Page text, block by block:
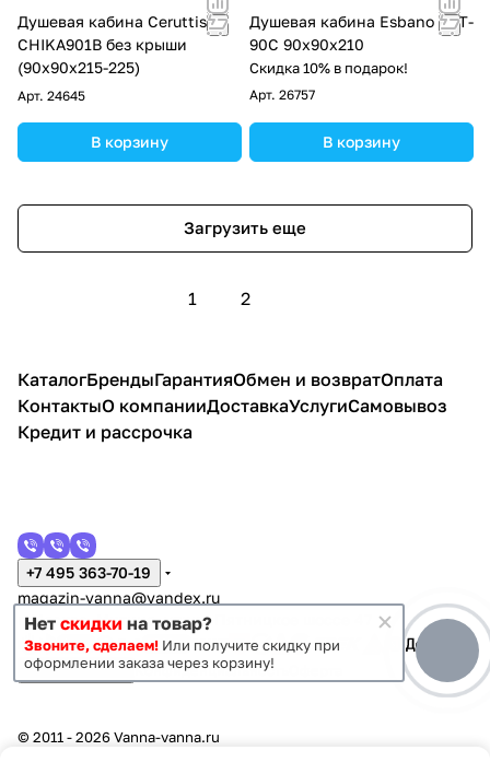
Душевая кабина Ceruttispa
CHIKA901B без крыши
(90x90x215-225)
Арт. 24645
В корзину
Душевая кабина Esbano EST-
90C 90х90х210
Скидка 10% в подарок!
Арт. 26757
В корзину
Загрузить еще
1 2
КаталогБрендыГарантияОбмен и возвратОплата
КонтактыО компанииДоставкаУслугиСамовывоз
Кредит и рассрочка
+7 495 363-70-19
magazin-vanna@yandex.ru
г. Москва, Митино, улица Пятницкое шоссе 47
Темная тема Конфиденциальность
© 2011 - 2026 Vanna-vanna.ru
Нет скидки на товар?
Звоните, сделаем! Или получите скидку при
оформлении заказа через корзину!